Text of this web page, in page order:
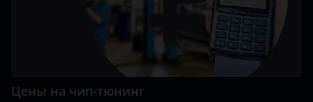
Цены на чип-тюнинг